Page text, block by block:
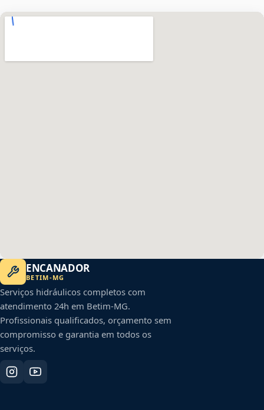
ENCANADOR
BETIM-MG
Serviços hidráulicos completos com
atendimento 24h em Betim-MG.
Profissionais qualificados, orçamento sem
compromisso e garantia em todos os
serviços.